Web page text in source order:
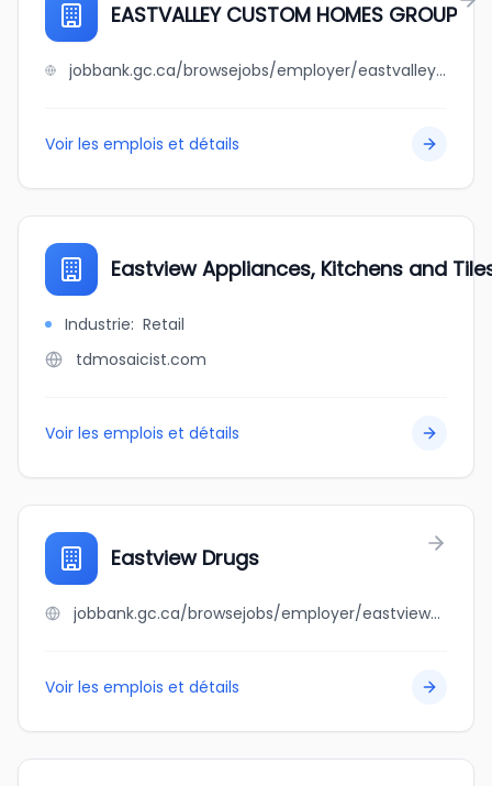
EASTVALLEY CUSTOM HOMES GROUP
jobbank.gc.ca/browsejobs/employer/eastvalley+custom+homes+group/ca
Voir les emplois et détails
Eastview Appliances, Kitchens and
Industrie: Retail
tdmosaicist.com
Voir les emplois et détails
Eastview Drugs
jobbank.gc.ca/browsejobs/employer/eastview+drugs/ca
Voir les emplois et détails